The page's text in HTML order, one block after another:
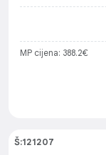
MP cijena: 388.2€
Š:121207